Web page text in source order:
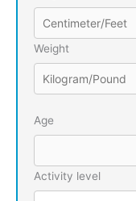
Weight
Age
Activity level